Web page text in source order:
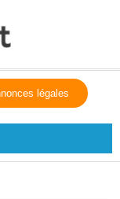
légales